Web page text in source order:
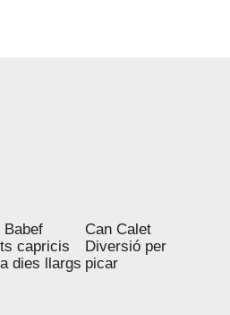
Babef
capricis
dies llargs
Can Calet
Diversió per
picar